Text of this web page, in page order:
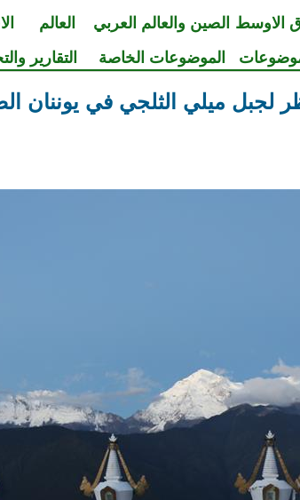
الاوسط الصين والعالم العربي العالم
الموضوعات الخاصة التقارير
لجبل ميلي الثلجي في يوننان